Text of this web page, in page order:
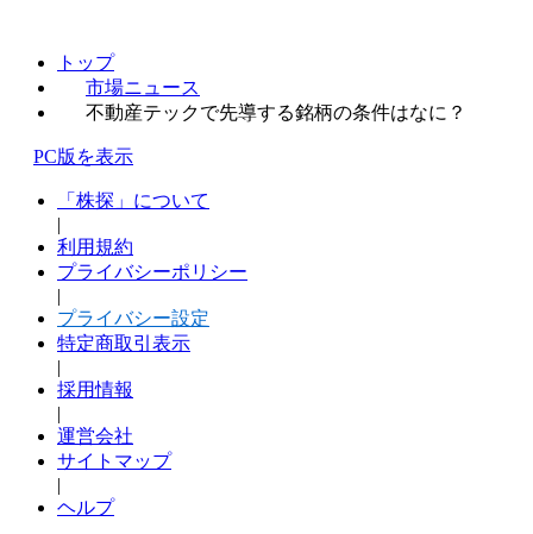
トップ
市場ニュース
不動産テックで先導する銘柄の条件はなに？
PC版を表示
「株探」について
|
利用規約
プライバシーポリシー
|
プライバシー設定
特定商取引表示
|
採用情報
|
運営会社
サイトマップ
|
ヘルプ